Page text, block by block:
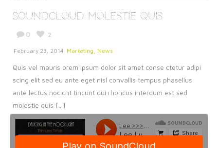
SoundCloud Molestie Quis
0 2
February 23, 2014 Marketing News
Quis vel mauris orem ipsum dolor sit amet conse ctetur adipi
scing elit sed eu ante eget nisl convallis tempus phasellus
ante lectus nocicnt tincunt dui rhoncus interdum est sed
molestie quis [...]